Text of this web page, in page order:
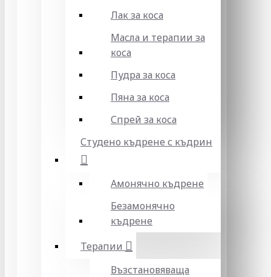
Лак за коса
Масла и терапии за
коса
Пудра за коса
Пяна за коса
Спрей за коса
Студено къдрене с къдрин
Амонячно къдрене
Безамонячно
къдрене
Терапии
Възстановяваща